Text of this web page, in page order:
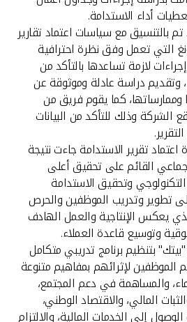
أداء الاستدامة.
تم بالتنسيق مع سياسات اعتماد تقارير
التي تعمل وفق نظرة احترافية
لازمة تساعدها بالتأكد من
وتقديم دراسة عادلة وموثوقة عن
كما يقوم فريق من
الشركة وذلك للتأكد من البيانات
تقرير الاستدامة جاءت نتيجة
القائم على تحقيق أعلى
وتحقيق الاستدامة
تطوير وتدريب الموظفين والحرص
يعكس الإنتاجية والعمل الهادف
وتوسيع قاعدة العملاء.
بتنظيم برنامج تدريبي متكامل
لإثرائهم بمفاهيم متنوعة
والمساهمة في دعم المجتمع،
المالي، والاقتصاد الوطني،
إلى الخدمات المالية، والالتزام